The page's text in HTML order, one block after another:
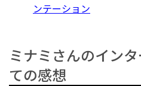
ンテーション
ミナミさんのイン
ての感想